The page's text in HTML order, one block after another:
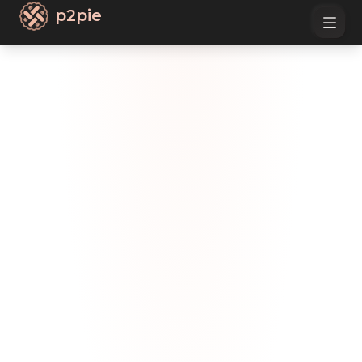
p2pie